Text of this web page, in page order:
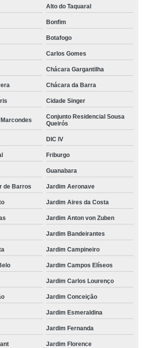
Alto do Taquaral
Bonfim
Botafogo
Carlos Gomes
Chácara Gargantilha
Chácara da Barra
Cidade Singer
Conjunto Residencial Sousa
Queirós
DIC IV
Friburgo
Guanabara
de Barros Jardim Aeronave
Jardim Aires da Costa
Jardim Anton von Zuben
Jardim Bandeirantes
Jardim Campineiro
Jardim Campos Elíseos
Jardim Carlos Lourenço
Jardim Conceição
Jardim Esmeraldina
Jardim Fernanda
Jardim Florence